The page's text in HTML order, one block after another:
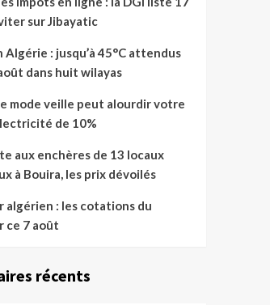
sur Jibayatic
Algérie : jusqu’à 45°C attendus
dans huit wilayas
mode veille peut alourdir votre
de 10%
aux enchères de 13 locaux
à Bouira, les prix dévoilés
algérien : les cotations du
ce 7 août
récents